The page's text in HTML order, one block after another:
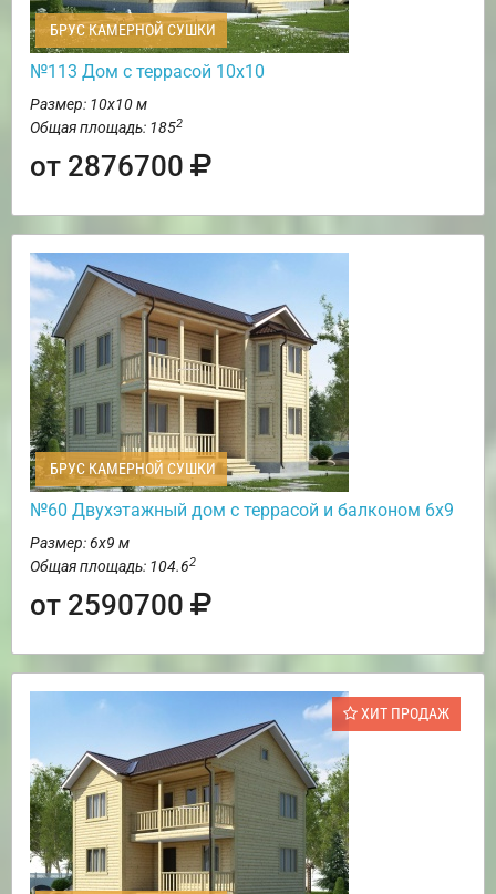
БРУС КАМЕРНОЙ СУШКИ
№113 Дом с террасой 10х10
Размер: 10х10 м
Общая площадь: 1852
от 2876700
БРУС КАМЕРНОЙ СУШКИ
№60 Двухэтажный дом с террасой и балконом 6х9
Размер: 6х9 м
Общая площадь: 104.62
от 2590700
ХИТ ПРОДАЖ